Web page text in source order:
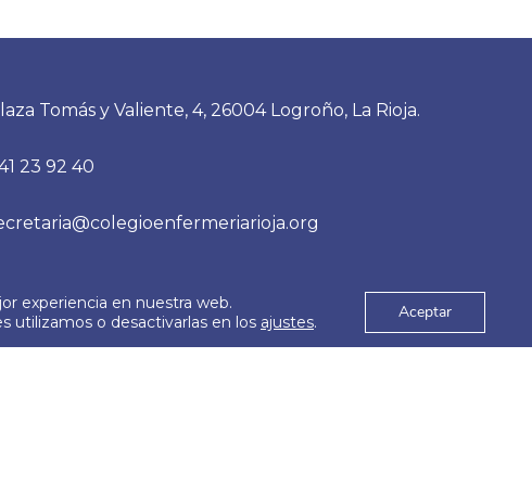
Tomás y Valiente, 4, 26004 Logroño, La Rioja.
23 92 40
© 2026
Aviso Legal
experiencia en nuestra web.
utilizamos o desactivarlas en los ajustes. Aceptar